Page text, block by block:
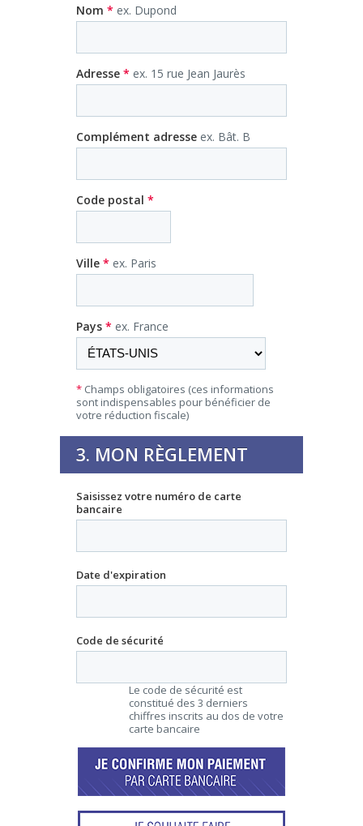
Nom * ex. Dupond
Adresse * ex. 15 rue Jean Jaurès
Complément adresse ex. Bât. B
Code postal *
Ville * ex. Paris
Pays * ex. France
* Champs obligatoires (ces informations
sont indispensables pour bénéficier de
votre réduction fiscale)
3. MON RÈGLEMENT
Saisissez votre numéro de carte
bancaire
Date d'expiration
Code de sécurité
Le code de sécurité est
constitué des 3 derniers
chiffres inscrits au dos de votre
carte bancaire